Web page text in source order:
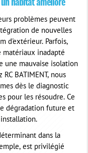
habitat amélioré
problèmes peuvent
de nouvelles
d'extérieur. Parfois,
matériaux inadapté
une mauvaise isolation
BATIMENT, nous
dès le diagnostic
pour les résoudre. Ce
dégradation future et
dans la
est privilégié